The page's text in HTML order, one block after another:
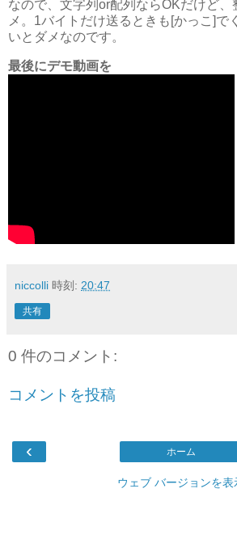
なので、文字列or配列ならOKだけど
メ。1バイトだけ送るときも[かっこ]で
いとダメなのです。
最後にデモ動画を
niccolli 時刻: 20:47
共有
0 件のコメント:
コメントを投稿
‹ ホーム
ウェブ バージョンを表